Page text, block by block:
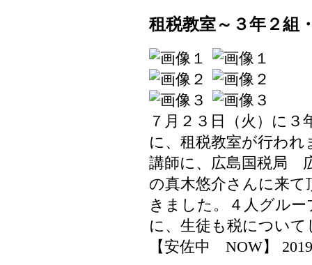
租税教室～３年２
７月２３日（火）に
に、租税教室が行われ
講師に、広島国税局
の真木悠介さんに来
きました。４人グル
に、生徒も税につい
【安佐中 NOW】